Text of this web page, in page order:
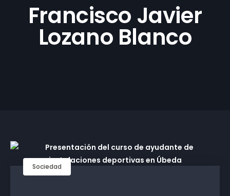
Francisco Javier
Lozano Blanco
Sociedad